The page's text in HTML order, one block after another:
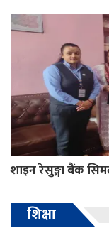
शाइन रेसुङ्गा बैंक
शिक्षा